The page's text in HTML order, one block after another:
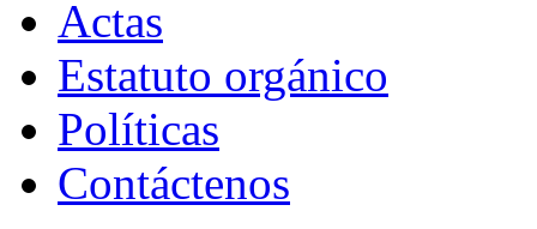
Actas
Estatuto orgánico
Políticas
Contáctenos